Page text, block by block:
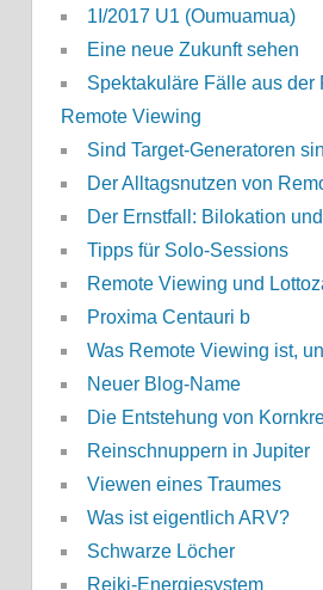
1I/2017 U1 (Oumuamua)
Eine neue Zukunft sehen
Spektakuläre Fälle aus der
Remote Viewing
Sind Target-Generatoren
Der Alltagsnutzen von
Der Ernstfall: Bilokation
Tipps für Solo-Sessions
Remote Viewing und
Proxima Centauri b
Was Remote Viewing ist,
Neuer Blog-Name
Die Entstehung von
Reinschnuppern in Jupiter
Viewen eines Traumes
Was ist eigentlich ARV?
Schwarze Löcher
Reiki-Energiesystem